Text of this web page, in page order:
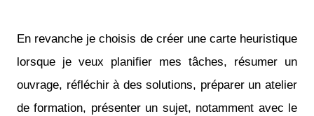
En revanche je choisis de créer une carte heuristique
lorsque je veux planifier mes tâches, résumer un
ouvrage, réfléchir à des solutions, préparer un atelier
de formation, présenter un sujet, notamment avec le